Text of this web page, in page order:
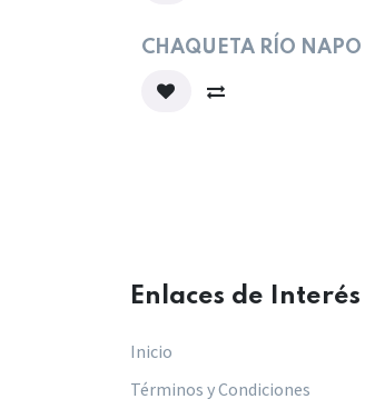
Oferta
CHAQUETA RÍO NAPO
Enlaces de Interés​
Inicio
Términos y Condiciones